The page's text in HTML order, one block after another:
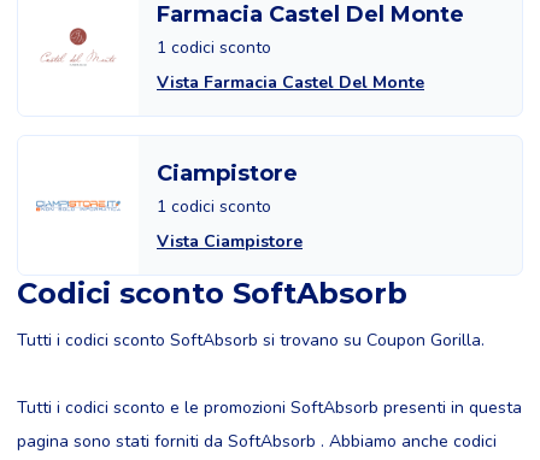
Farmacia Castel Del Monte
1 codici sconto
Vista Farmacia Castel Del Monte
Ciampistore
1 codici sconto
Vista Ciampistore
Codici sconto SoftAbsorb
Tutti i codici sconto SoftAbsorb si trovano su Coupon Gorilla.
Tutti i codici sconto e le promozioni SoftAbsorb presenti in questa
pagina sono stati forniti da SoftAbsorb . Abbiamo anche codici